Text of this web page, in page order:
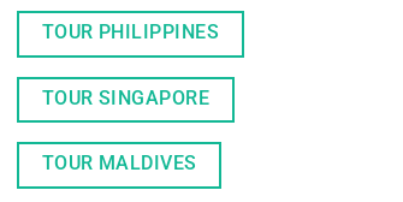
TOUR PHILIPPINES
TOUR SINGAPORE
TOUR MALDIVES